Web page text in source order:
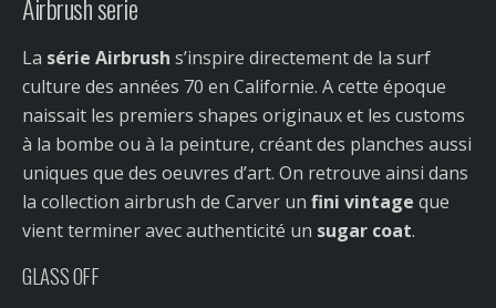
La série Airbrush s’inspire directement de la surf
culture des années 70 en Californie. A cette époque
naissait les premiers shapes originaux et les customs
à la bombe ou à la peinture, créant des planches aussi
uniques que des oeuvres d’art. On retrouve ainsi dans
la collection airbrush de Carver un fini vintage que
vient terminer avec authenticité un sugar coat.
GLASS OFF